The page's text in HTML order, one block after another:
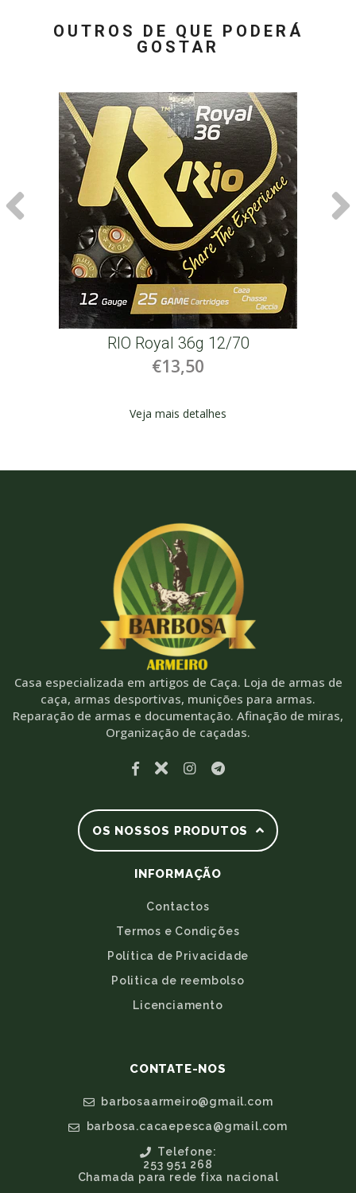
OUTROS DE QUE PODERÁ
GOSTAR
RIO Royal 36g 12/70
€13,50
Veja mais detalhes
Casa especializada em artigos de Caça. Loja de armas de
caça, armas desportivas, munições para armas.
Reparação de armas e documentação. Afinação de miras,
Organização de caçadas.
OS NOSSOS PRODUTOS
INFORMAÇÃO
Contactos
Termos e Condições
Política de Privacidade
Politica de reembolso
Licenciamento
CONTATE-NOS
barbosaarmeiro@gmail.com
barbosa.cacaepesca@gmail.com
Telefone:
253 951 268
Chamada para rede fixa nacional